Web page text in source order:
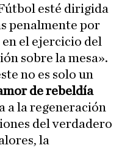
esté dirigida
penalmente por
el ejercicio del
sobre la mesa».
no es solo un
de rebeldía
a la regeneración
del verdadero
la